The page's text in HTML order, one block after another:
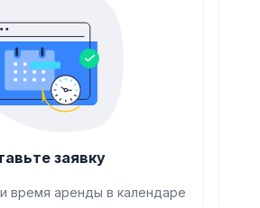
заявку
время аренды в календаре